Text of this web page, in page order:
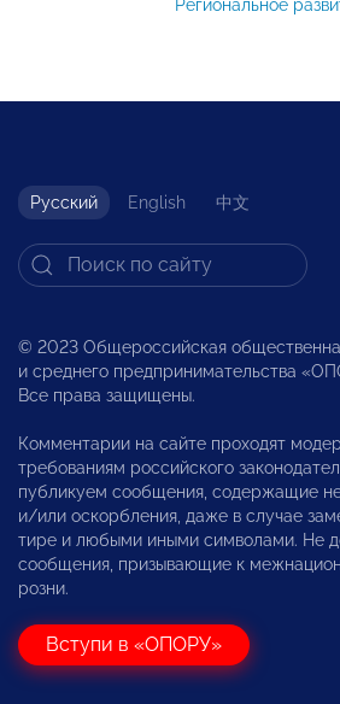
Региональное
Русский English 中文
© 2023 Общероссийская
и среднего предпринимательства
Все права защищены.
Комментарии на сайте проходят
требованиям российского
публикуем сообщения, содержащие
и/или оскорбления, даже в случае
тире и любыми иными символами. Не
сообщения, призывающие к
розни.
Вступи в «ОПОРУ»